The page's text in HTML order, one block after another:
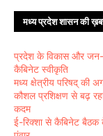
मध्य प्रदेश शासन की
प्रदेश के विकास और
कैबिनेट स्वीकृति
मध्य क्षेत्रीय परिषद् की
कौशल प्रशिक्षण से बढ़
कदम
ई-रिक्शा से कैबिनेट बैठक